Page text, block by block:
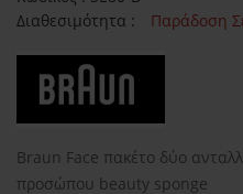
Διαθεσιμότητα :
Παράδοση
Braun Face πακέτο δύο
προσώπου beauty sponge